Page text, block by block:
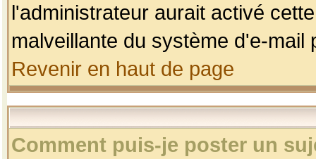
l'administrateur aurait activé
malveillante du système d'e-
Revenir en haut de page
Comment puis-je poster un